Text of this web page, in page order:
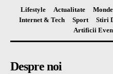
Lifestyle Actualitate
Internet & Tech
Sport Stiri
Artificii
Despre noi